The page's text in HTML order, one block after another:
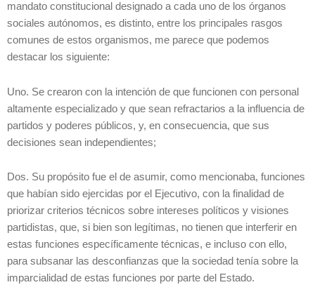
mandato constitucional designado a cada uno de los órganos
sociales autónomos, es distinto, entre los principales rasgos
comunes de estos organismos, me parece que podemos
destacar los siguiente:
Uno. Se crearon con la intención de que funcionen con personal
altamente especializado y que sean refractarios a la influencia de
partidos y poderes públicos, y, en consecuencia, que sus
decisiones sean independientes;
Dos. Su propósito fue el de asumir, como mencionaba, funciones
que habían sido ejercidas por el Ejecutivo, con la finalidad de
priorizar criterios técnicos sobre intereses políticos y visiones
partidistas, que, si bien son legítimas, no tienen que interferir en
estas funciones específicamente técnicas, e incluso con ello,
para subsanar las desconfianzas que la sociedad tenía sobre la
imparcialidad de estas funciones por parte del Estado.